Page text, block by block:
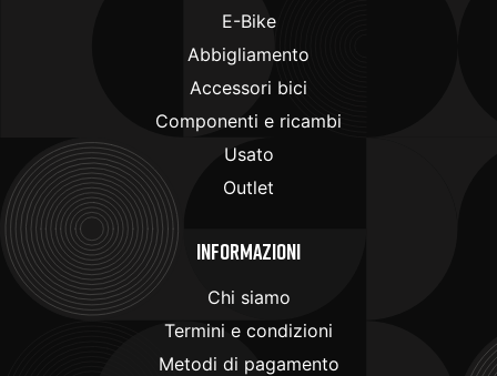
E-Bike
Abbigliamento
Accessori bici
Componenti e ricambi
Usato
Outlet
Informazioni
Chi siamo
Termini e condizioni
Metodi di pagamento